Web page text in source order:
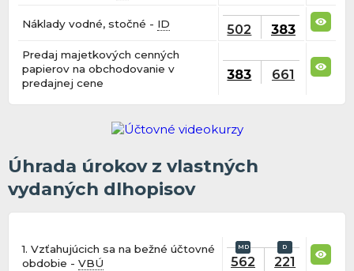
Náklady vodné, stočné - ID 502 383
Predaj majetkových cenných
papierov na obchodovanie v
predajnej cene
383 661
Úhrada úrokov z vlastných
vydaných dlhopisov
1. Vzťahujúcich sa na bežné účtovné
obdobie -VBÚ 562 221